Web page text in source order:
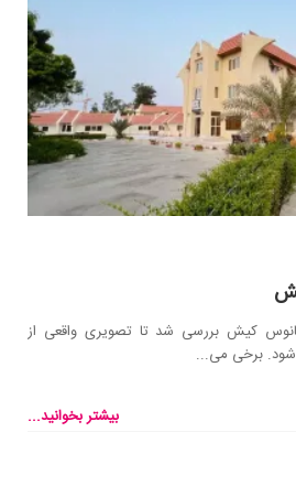
کیش بررسی شد تا تصویری واقعی از
شود. برخی می...
بیشتر بخوانید...